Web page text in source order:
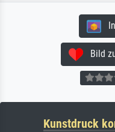
Bild zu
Kunstdruck